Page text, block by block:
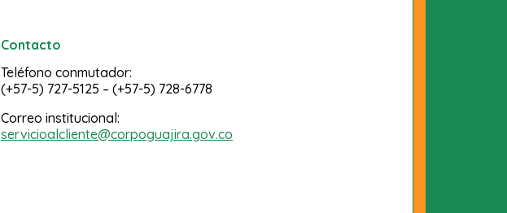
Contacto
Teléfono conmutador:
(+57-5) 727-5125 – (+57-5) 728-6778
Correo institucional:
servicioalcliente@corpoguajira.gov.co